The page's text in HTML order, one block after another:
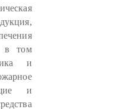
в том
и
и